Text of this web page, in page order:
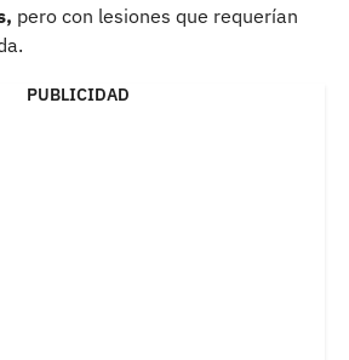
pero con lesiones que requerían
PUBLICIDAD